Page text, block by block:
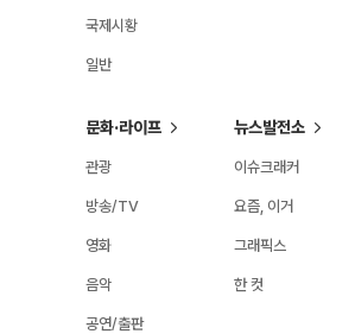
국제시황
일반
문화·라이프
관광
방송/TV
영화
음악
공연/출판
뉴스발전소
이슈크래커
요즘, 이거
그래픽스
한 컷